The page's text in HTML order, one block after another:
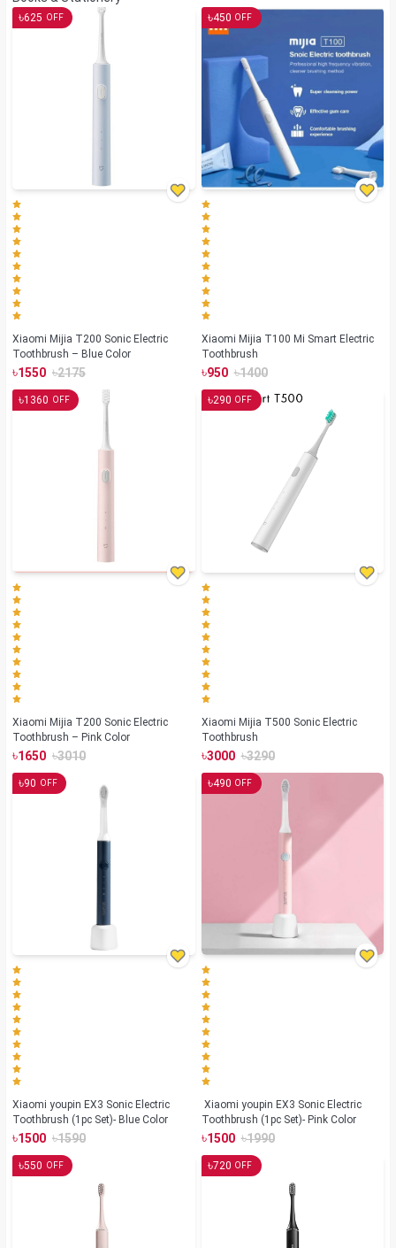
৳625 OFF
Xiaomi Mijia T200 Sonic Electric
Toothbrush – Blue Color
৳1550 ৳2175
৳450 OFF
Xiaomi Mijia T100 Mi Smart Electric
Toothbrush
৳950 ৳1400
৳1360 OFF
Xiaomi Mijia T200 Sonic Electric
Toothbrush – Pink Color
৳1650 ৳3010
৳290 OFF
Xiaomi Mijia T500 Sonic Electric
Toothbrush
৳3000 ৳3290
৳90 OFF
Xiaomi youpin EX3 Sonic Electric
Toothbrush (1pc Set)- Blue Color
৳1500 ৳1590
৳490 OFF
Toothbrush (1pc Set)- Pink Color
৳1500 ৳1990
৳550 OFF ৳720 OFF